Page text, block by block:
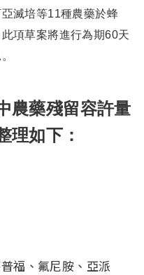
滅培等11種農藥於蜂
項草案將進行為期60天
農藥殘留容許量
理如下：
福、氟尼胺、亞派